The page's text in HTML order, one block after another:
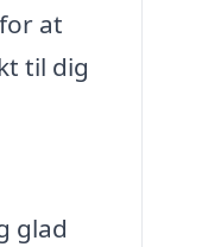
at
til dig
glad